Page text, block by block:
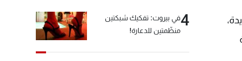
4في بيروت: تفكيك شبكتين
منظّمتين للدعارة!